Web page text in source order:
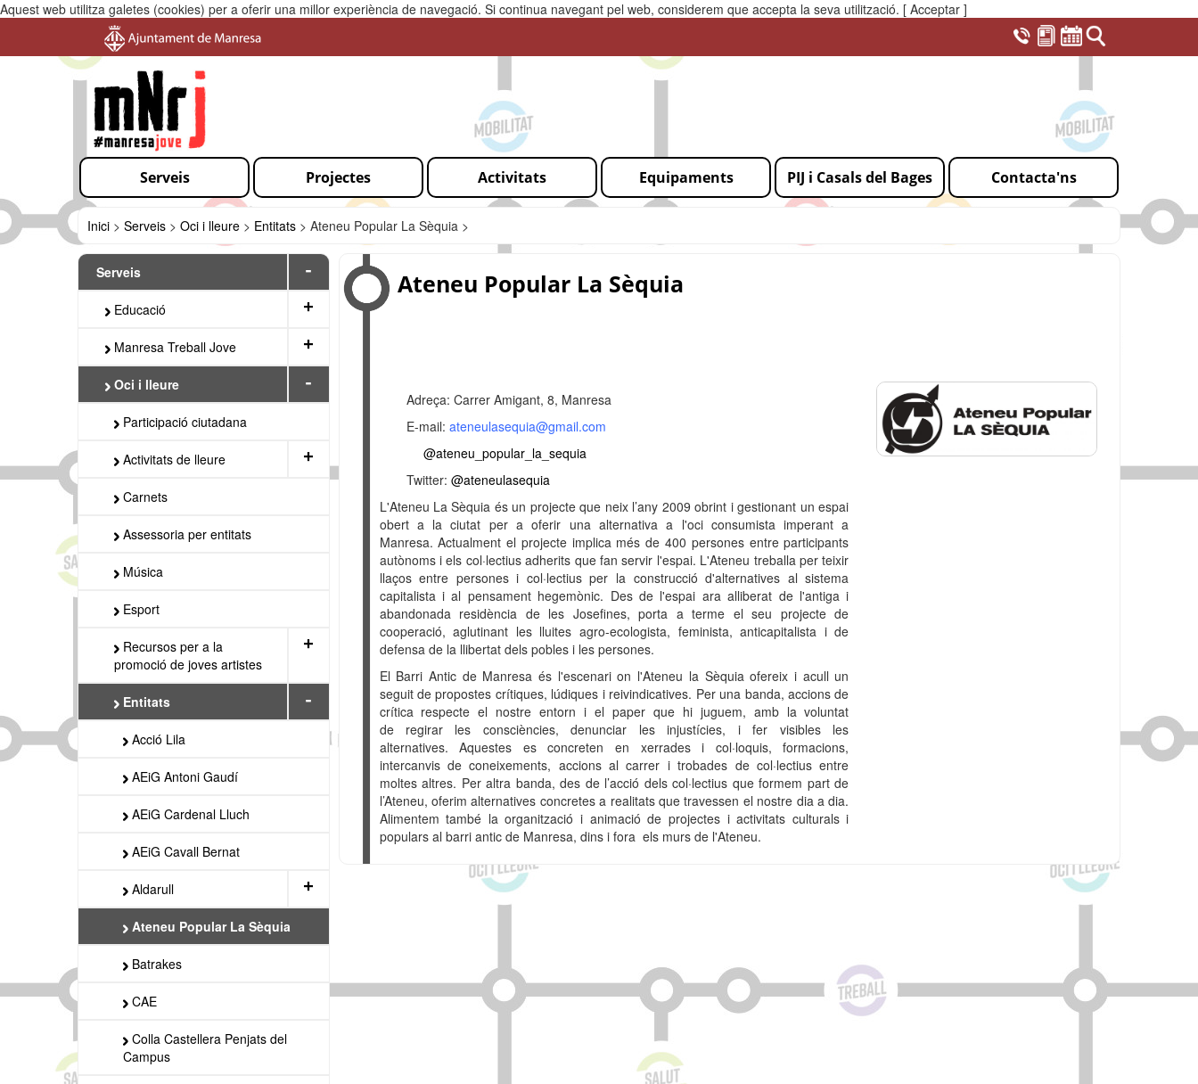
Aquest web utilitza galetes (cookies) per a oferir una millor experiència de navegació. Si continua navegant pel web, considerem que accepta la seva utilització. [ Acceptar ]
Serveis Projectes Activitats Equipaments PIJ i Casals del Bages Contacta'ns
Inici > Serveis > Oci i lleure > Entitats > Ateneu Popular La Sèquia >
Serveis -
Educació +
Manresa Treball Jove +
Oci i lleure -
Participació ciutadana
Activitats de lleure +
Carnets
Assessoria per entitats
Música
Esport
Recursos per a la
promoció de joves artistes
+
Entitats -
Acció Lila
AEiG Antoni Gaudí
AEiG Cardenal Lluch
AEiG Cavall Bernat
Aldarull +
Ateneu Popular La Sèquia
Batrakes
CAE
Colla Castellera Penjats del
Campus
Ateneu Popular La Sèquia
Adreça: Carrer Amigant, 8, Manresa
E-mail: ateneulasequia@gmail.com
@ateneu_popular_la_sequia
Twitter: @ateneulasequia
L'Ateneu La Sèquia és un projecte que neix l’any 2009 obrint i gestionant un espai
obert a la ciutat per a oferir una alternativa a l'oci consumista imperant a
Manresa. Actualment el projecte implica més de 400 persones entre participants
autònoms i els col·lectius adherits que fan servir l'espai. L'Ateneu treballa per teixir
llaços entre persones i col·lectius per la construcció d'alternatives al sistema
capitalista i al pensament hegemònic. Des de l'espai ara alliberat de l'antiga i
abandonada residència de les Josefines, porta a terme el seu projecte de
cooperació, aglutinant les lluites agro-ecologista, feminista, anticapitalista i de
defensa de la llibertat dels pobles i les persones.
El Barri Antic de Manresa és l'escenari on l'Ateneu la Sèquia ofereix i acull un
seguit de propostes crítiques, lúdiques i reivindicatives. Per una banda, accions de
crítica respecte el nostre entorn i el paper que hi juguem, amb la voluntat
de regirar les consciències, denunciar les injustícies, i fer visibles les
alternatives. Aquestes es concreten en xerrades i col·loquis, formacions,
intercanvis de coneixements, accions al carrer i trobades de col·lectius entre
moltes altres. Per altra banda, des de l’acció dels col·lectius que formem part de
l’Ateneu, oferim alternatives concretes a realitats que travessen el nostre dia a dia.
Alimentem també la organització i animació de projectes i activitats culturals i
populars al barri antic de Manresa, dins i fora els murs de l'Ateneu.